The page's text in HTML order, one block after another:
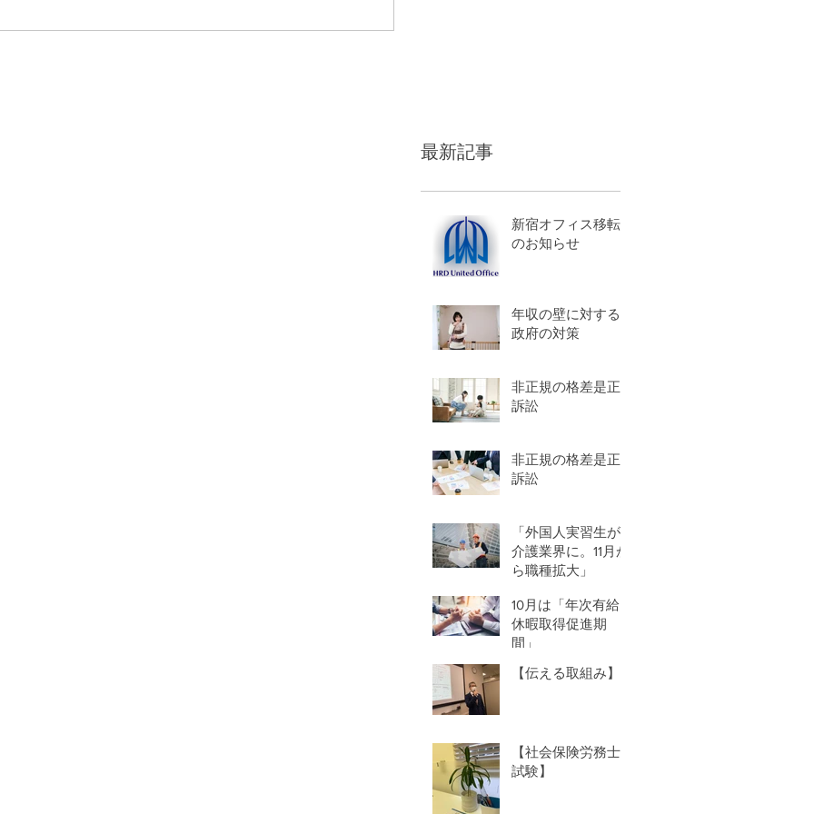
最新記事
新宿オフィス移転
のお知らせ
年収の壁に対する
政府の対策
非正規の格差是正
訴訟
非正規の格差是正
訴訟
「外国人実習生が
介護業界に。11月か
ら職種拡大」
10月は「年次有給
休暇取得促進期
間」
【伝える取組み】
【社会保険労務士
試験】